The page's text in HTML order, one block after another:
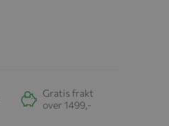
Gratis frakt
over 1499,-